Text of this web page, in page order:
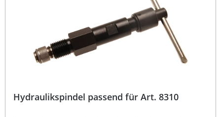
Hydraulikspindel passend für Art. 8310